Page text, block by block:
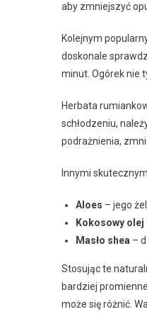
aby zmniejszyć
Kolejnym
doskonale
minut. Ogórek nie
Herbata
schłodzeniu,
podrażnienia,
Innymi
Aloes – jego
Kokosowy olej
Masło shea –
Stosując te
bardziej
może się różnić.